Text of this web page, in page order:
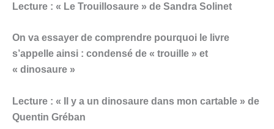
Lecture : « Le Trouillosaure » de Sandra Solinet
On va essayer de comprendre pourquoi le livre
s’appelle ainsi : condensé de « trouille » et
« dinosaure »
Lecture : « Il y a un dinosaure dans mon cartable » de
Quentin Gréban